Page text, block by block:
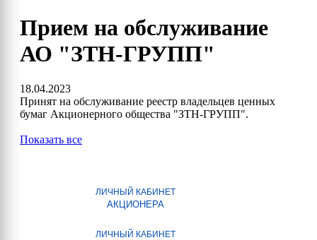
Прием на обслуживание
АО "ЗТН-ГРУПП"
18.04.2023
Принят на обслуживание реестр владельцев ценных
бумаг Акционерного общества "ЗТН-ГРУПП".
Показать все
ЛИЧНЫЙ КАБИНЕТ
АКЦИОНЕРА
ЛИЧНЫЙ КАБИНЕТ